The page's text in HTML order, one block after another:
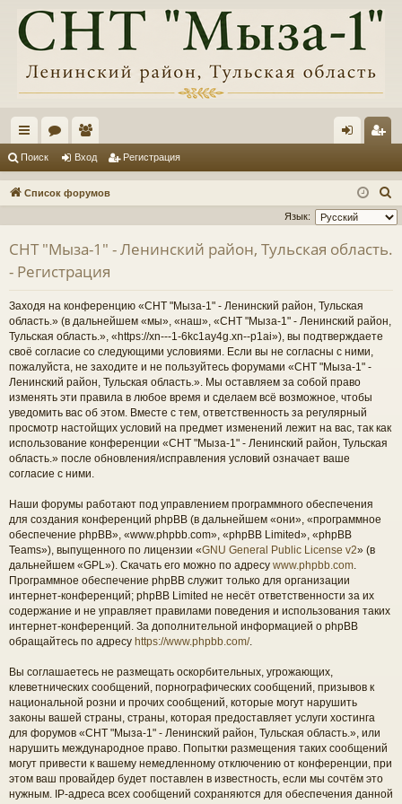
с
ы ум
ол
ьз
и
д ис
тр
Поиск Вход Регистрация
Список форумов
о
Язык:
СНТ "Мыза-1" - Ленинский район, Тульская область.
- Регистрация
Заходя на конференцию «СНТ "Мыза-1" - Ленинский район, Тульская
область.» (в дальнейшем «мы», «наш», «СНТ "Мыза-1" - Ленинский район,
Тульская область.», «https://xn---1-6kc1ay4g.xn--p1ai»), вы подтверждаете
своё согласие со следующими условиями. Если вы не согласны с ними,
пожалуйста, не заходите и не пользуйтесь форумами «СНТ "Мыза-1" -
Ленинский район, Тульская область.». Мы оставляем за собой право
изменять эти правила в любое время и сделаем всё возможное, чтобы
уведомить вас об этом. Вместе с тем, ответственность за регулярный
просмотр настойщих условий на предмет изменений лежит на вас, так как
использование конференции «СНТ "Мыза-1" - Ленинский район, Тульская
область.» после обновления/исправления условий означает ваше
согласие с ними.
Наши форумы работают под управлением программного обеспечения
для создания конференций phpBB (в дальнейшем «они», «программное
обеспечение phpBB», «www.phpbb.com», «phpBB Limited», «phpBB
Teams»), выпущенного по лицензии «GNU General Public License v2» (в
дальнейшем «GPL»). Скачать его можно по адресу www.phpbb.com
Программное обеспечение phpBB служит только для организации
интернет-конференций; phpBB Limited не несёт ответственности за их
содержание и не управляет правилами поведения и использования таких
интернет-конференций. За дополнительной информацией о phpBB
обращайтесь по адресу https://www.phpbb.com/.
Вы соглашаетесь не размещать оскорбительных, угрожающих,
клеветнических сообщений, порнографических сообщений, призывов к
национальной розни и прочих сообщений, которые могут нарушить
законы вашей страны, страны, которая предоставляет услуги хостинга
для форумов «СНТ "Мыза-1" - Ленинский район, Тульская область.», или
нарушить международное право. Попытки размещения таких сообщений
могут привести к вашему немедленному отключению от конференции, при
этом ваш провайдер будет поставлен в известность, если мы сочтём это
нужным. IP-адреса всех сообщений сохраняются для обеспечения данной